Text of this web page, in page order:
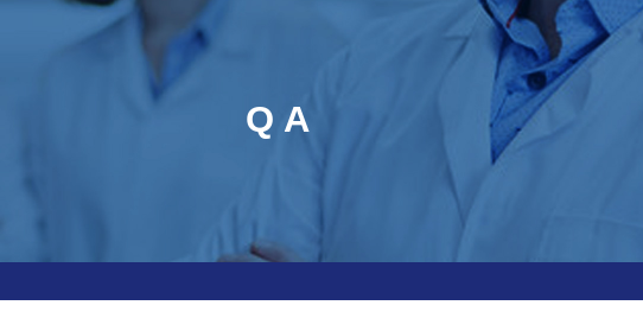
Q A